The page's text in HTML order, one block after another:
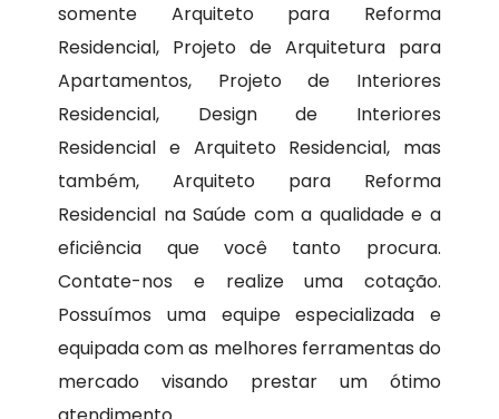
somente Arquiteto para Reforma
Residencial, Projeto de Arquitetura para
Apartamentos, Projeto de Interiores
Residencial, Design de Interiores
Residencial e Arquiteto Residencial, mas
também, Arquiteto para Reforma
Residencial na Saúde com a qualidade e a
eficiência que você tanto procura.
Contate-nos e realize uma cotação.
Possuímos uma equipe especializada e
equipada com as melhores ferramentas do
mercado visando prestar um ótimo